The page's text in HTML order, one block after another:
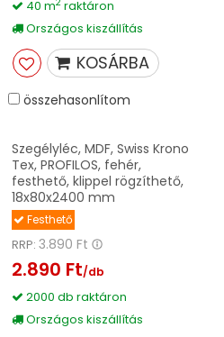
40 m raktáron
Országos kiszállítás
KOSÁRBA
összehasonlítom
Szegélyléc, MDF, Swiss Krono
Tex, PROFILOS, fehér,
festhető, klippel rögzíthető,
18x80x2400 mm
Festhető
RRP: 3.890 Ft
2.890 Ft/db
2000 db raktáron
Országos kiszállítás